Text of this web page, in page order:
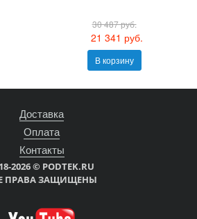
30 487 руб.
21 341 руб.
В корзину
Доставка
Оплата
Контакты
2026 © PODTEK.RU
ПРАВА ЗАЩИЩЕНЫ